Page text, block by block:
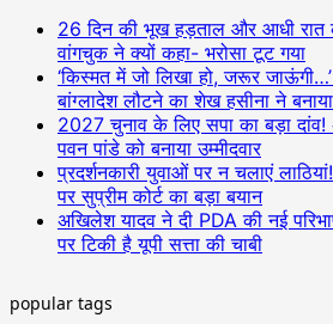
26 दिन की भूख हड़ताल और आधी रात
वांगचुक ने क्यों कहा- भरोसा टूट गया
‘किस्मत में जो लिखा हो, जरूर
बांग्लादेश लौटने का शेख हसीना ने
2027 चुनाव के लिए सपा का बड़ा
पवन पांडे को बनाया उम्मीदवार
प्रदर्शनकारी युवाओं पर न चलाएं
पर सुप्रीम कोर्ट का बड़ा बयान
अखिलेश यादव ने दी PDA की नई
पर टिकी है यूपी सत्ता की चाबी
popular tags